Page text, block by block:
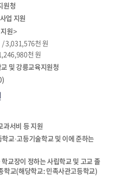
원청
업 지원
원>
/ 3,031,576천 원
천 원
및 강릉교육지원청
과서비 등 지원
교·고등기술학교 및 이에 준하는
교장이 정하는 사립학교 및 고교 졸
학교(해당학교: 민족사관고등학교)